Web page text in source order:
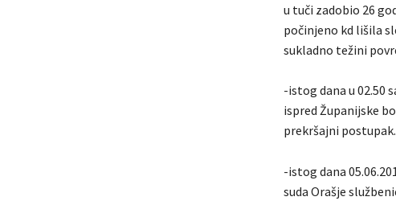
u tuči zadobio 26
počinjeno kd lišila
sukladno težini
-istog dana u 02.50
ispred Županijske
prekršajni postupak.
-istog dana
suda Orašje